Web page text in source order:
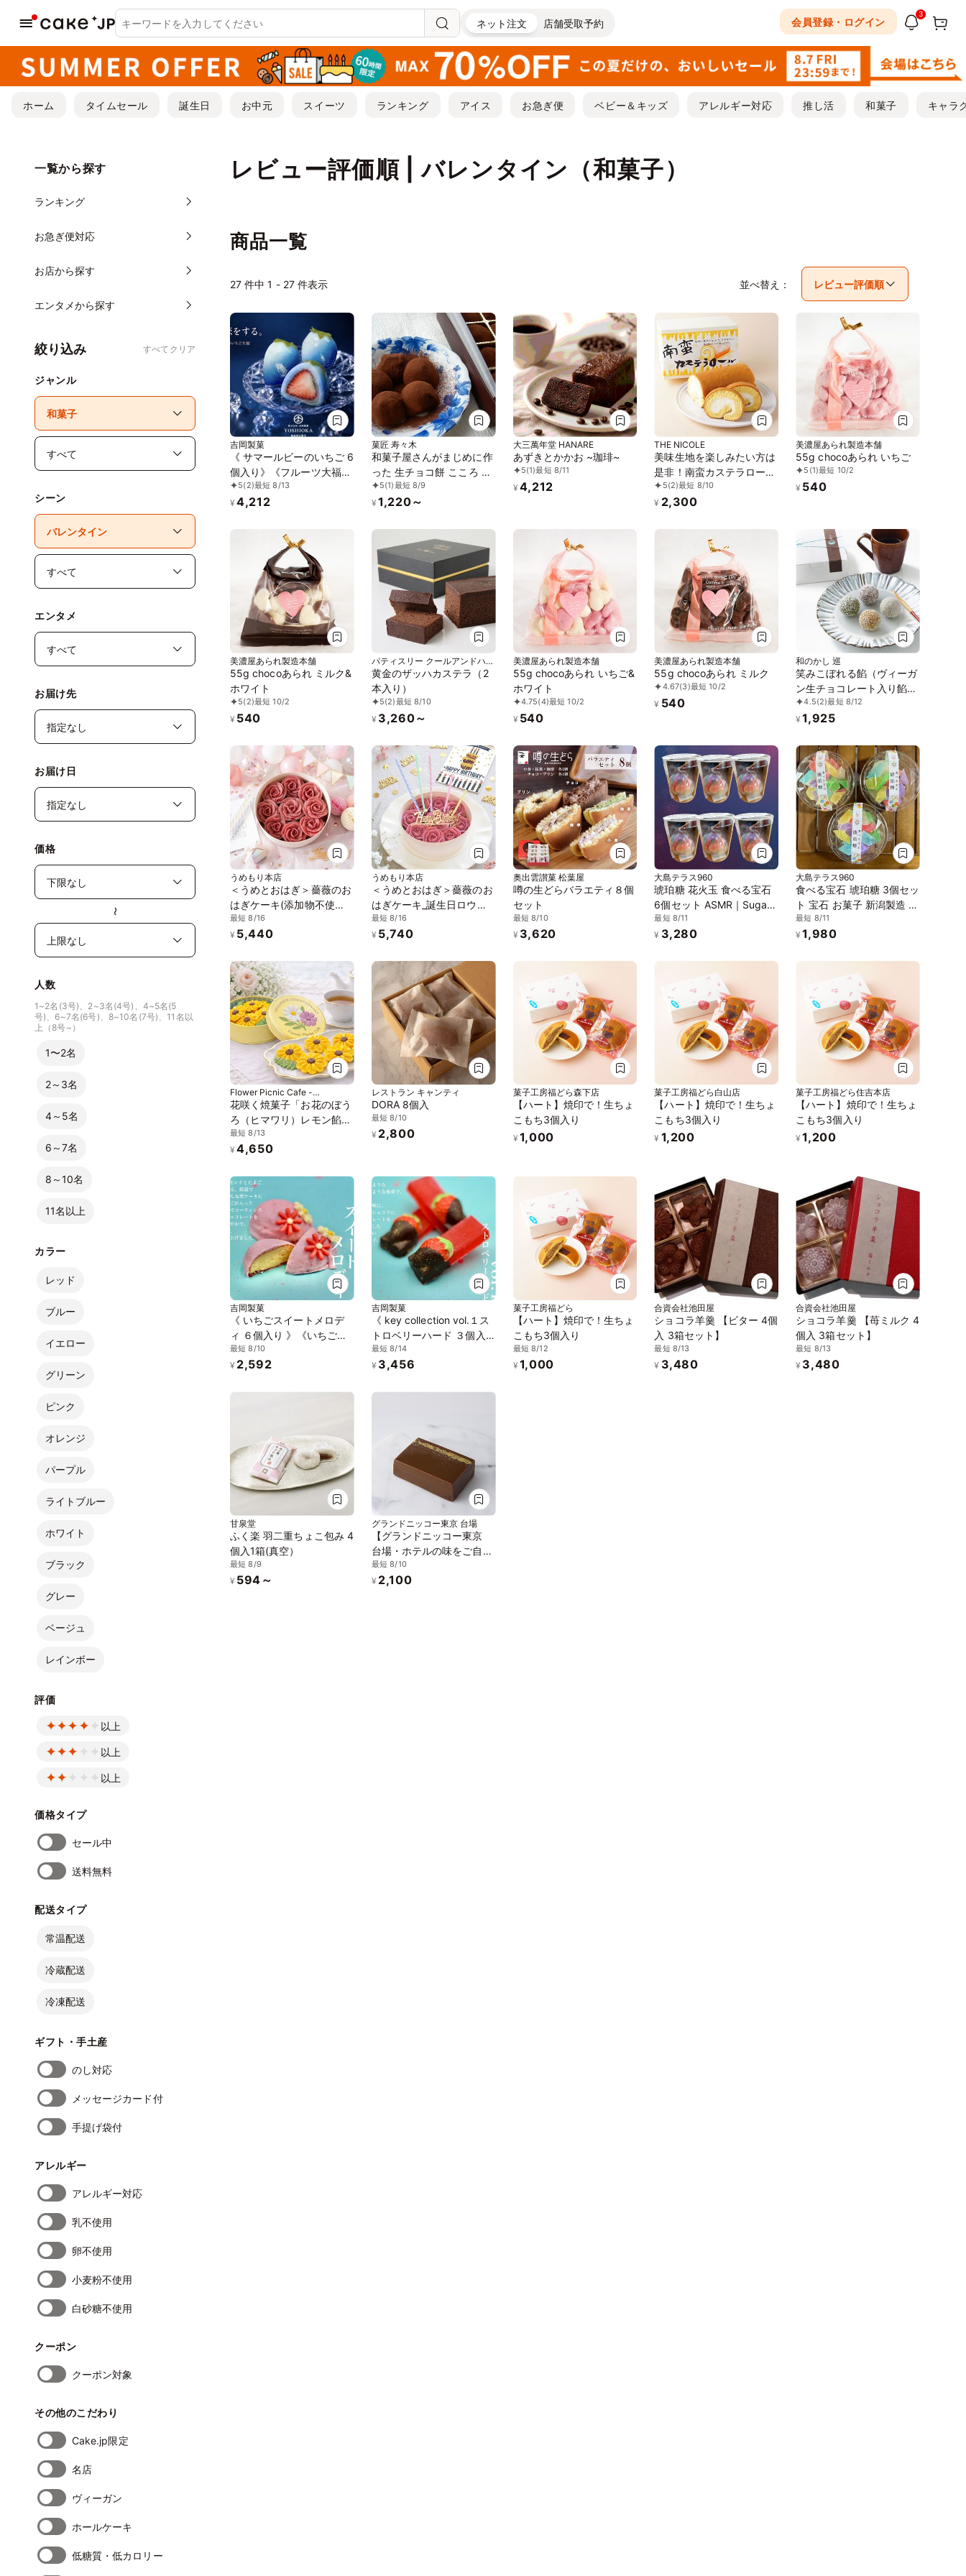
ネット注文 店舗受取予約 会員登録・ログイン
3
ホーム タイムセール 誕生日 お中元 スイーツ ランキング アイス お急ぎ便 ベビー＆キッズ アレルギー対応 推し活 和菓子 キャラ
レビュー評価順 | バレンタイン（和菓子）
一覧から探す
ランキング
お急ぎ便対応
お店から探す
エンタメから探す
絞り込み すべてクリア
ジャンル
シーン
エンタメ
お届け先
お届け日
価格
〜
人数
1~2名(3号)、2~3名(4号)、4~5名(5
号)、6~7名(6号)、8~10名(7号)、11名以
上（8号~）
1〜2名
2～3名
4～5名
6～7名
8～10名
11名以上
カラー
レッド
ブルー
イエロー
グリーン
ピンク
オレンジ
パープル
ライトブルー
ホワイト
ブラック
グレー
ベージュ
レインボー
評価
以上
以上
以上
価格タイプ
セール中
送料無料
配送タイプ
常温配送
冷蔵配送
冷凍配送
ギフト・手土産
のし対応
メッセージカード付
手提げ袋付
アレルギー
アレルギー対応
乳不使用
卵不使用
小麦粉不使用
白砂糖不使用
クーポン
クーポン対象
その他のこだわり
Cake.jp限定
名店
ヴィーガン
ホールケーキ
低糖質・低カロリー
商品一覧
27 件中 1 - 27 件表示 並べ替え：
吉岡製菓
《 サマールビーのいちご 6
個入り》《フルーツ大福》
ジュエリーボックス 《ル
ビーのいちご》 DAIFUKU
せ テレビで話題
5(2)最短 8/13
¥ 4,212
菓匠 寿々木
和菓子屋さんがまじめに作
った 生チョコ餅 こころ １
０粒入
5(1)最短 8/9
¥ 1,220～
大三萬年堂 HANARE
あずきとかかお ~珈琲~
5(1)最短 8/11
¥ 4,212
THE NICOLE
美味生地を楽しみたい方は
是非！南蛮カステラロール
ケーキ
5(2)最短 8/10
¥ 2,300
美濃屋あられ製造本舗
55g chocoあられ いちご
5 (1)最短 10/2
¥ 540
美濃屋あられ製造本舗
55g chocoあられ ミルク&
ホワイト
5(2)最短 10/2
¥ 540
パティスリー クールアンドハー
ト
黄金のザッハカステラ（2
本入り）
5(2)最短 8/10
¥ 3,260～
美濃屋あられ製造本舗
55g chocoあられ いちご&
ホワイト
4.75(4)最短 10/2
¥ 540
美濃屋あられ製造本舗
55g chocoあられ ミルク
4.67(3)最短 10/2
¥ 540
和のかし 巡
笑みこぼれる餡（ヴィーガ
ン生チョコレート入り餡子
玉 4個入り）《ヴィーガン
スイーツ》
4.5(2)最短 8/12
¥ 1,925
うめもり本店
＜うめとおはぎ＞薔薇のお
はぎケーキ(添加物不使
用・卵不使用)
最短 8/16
¥ 5,440
うめもり本店
＜うめとおはぎ＞薔薇のお
はぎケーキ_誕生日ロウソ
クプレート付(添加物不使
用・卵不使用)
最短 8/16
¥ 5,740
奥出雲讃菓 松葉屋
噂の生どらバラエティ８個
セット
最短 8/10
¥ 3,620
大島テラス960
琥珀糖 花火玉 食べる宝石
6個セット ASMR｜Sugar
Jewelry NIPPON HANABI
｜ギフト 日本三大花火 フ
最短 8/11
¥ 3,280
大島テラス960
食べる宝石 琥珀糖 3個セッ
ト 宝石 お菓子 新潟製造 ル
レクチェ いちご ブルーハ
ワイ バナナ りんご 寒天ゼ
べる宝石
最短 8/11
¥ 1,980
Flower Picnic Cafe -
Hakodate-
花咲く焼菓子「お花のぼう
ろ（ヒマワリ）レモン餡」
3缶セット｜オリジナル紙
袋を3枚
最短 8/13
¥ 4,650
レストラン キャンティ
DORA 8個入
最短 8/10
¥ 2,800
菓子工房福どら森下店
【ハート】焼印で！生ちょ
こもち3個入り
¥ 1,000
菓子工房福どら白山店
【ハート】焼印で！生ちょ
こもち3個入り
¥ 1,200
菓子工房福どら住吉本店
【ハート】焼印で！生ちょ
こもち3個入り
¥ 1,200
吉岡製菓
《 いちごスイートメロデ
ィ ６個入り 》《いちごケ
ーキ》ジュエリーボックス
DAIFUKU ありがとう 大福
最短 8/10
¥ 2,592
吉岡製菓
《 key collection vol.１ス
トロベリーハード ３個入
り×4箱》《琥珀糖》ジュ
エリーボックス DAIFUKU
せ テレビで話題
最短 8/14
¥ 3,456
菓子工房福どら
【ハート】焼印で！生ちょ
こもち3個入り
最短 8/12
¥ 1,000
合資会社池田屋
ショコラ羊羹 【ビター 4個
入 3箱セット】
最短 8/13
¥ 3,480
合資会社池田屋
ショコラ羊羹 【苺ミルク 4
個入 3箱セット】
最短 8/13
¥ 3,480
甘泉堂
ふく楽 羽二重ちょこ包み 4
個入1箱(真空）
最短 8/9
¥ 594～
グランドニッコー東京 台場
【グランドニッコー東京
台場・ホテルの味をご自宅
で】金のキャラメル羊羹
最短 8/10
¥ 2,100